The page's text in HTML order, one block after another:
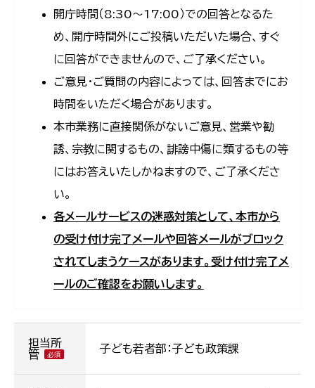
開庁時間（8:30〜17:00）での回答となるた
め、開庁時間外にご投稿いただいた場合、すぐ
に回答ができませんので、ご了承ください。
ご意見・ご質問の内容によっては、回答までにお
時間をいただく場合があります。
本市業務に直接関係がないご意見、営業や勧
誘、宗教に関するもの、誹謗中傷に類するもの等
にはお答えいたしかねますので、ご了承くださ
い。
各メールサービスの迷惑対策として、本市から
の受け付け完了メールや回答メールがブロック
されてしまうケースがあります。受け付け完了メ
ールのご確認をお願いします。
担当所
管
子ども若者部：子ども政策課